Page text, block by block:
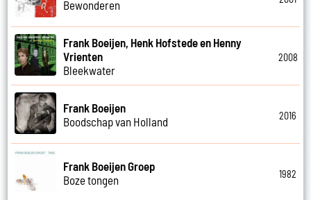
Bewonderen
Frank Boeijen, Henk Hofstede en Henny
Vrienten
Bleekwater
2008
Frank Boeijen
Boodschap van Holland
2016
Frank Boeijen Groep
Boze tongen
1982